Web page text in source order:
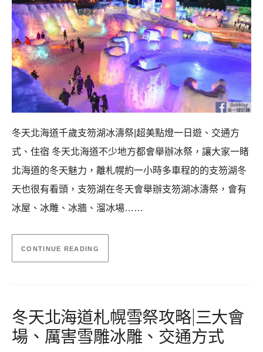
冬天北海道千歲支笏湖冰濤祭|超美點燈一日遊、交通方
式、住宿 冬天北海道不少地方都會舉辦冰祭，讓大家一睹
北海道的冬天魅力，離札幌約一小時多車程的的支笏湖冬
天也很有看頭，支笏湖在冬天會舉辦支笏湖冰濤祭，會有
冰屋、冰雕、冰牆、溜冰場……
CONTINUE READING
冬天北海道札幌雪祭攻略|三大會
場、厲害雪雕冰雕、交通方式